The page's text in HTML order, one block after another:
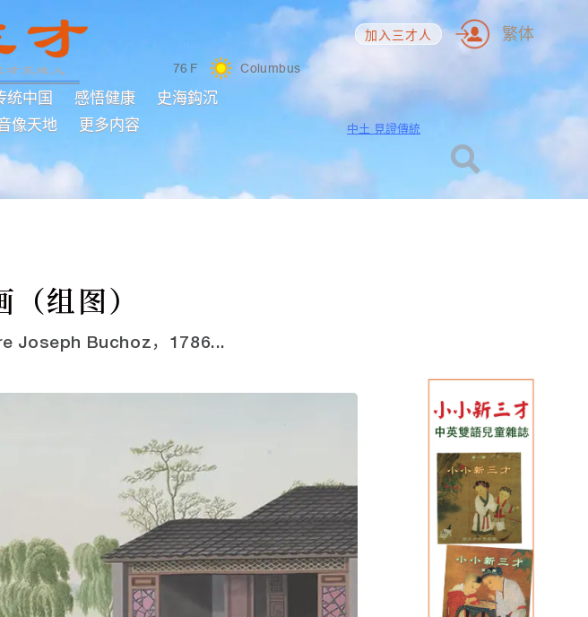
76 F Columbus
统中国 感悟健康
史海鈎沉
像天地 更多内容
加入三才人 繁体
中土 見證傳統
组图）
Joseph Buchoz，1786...